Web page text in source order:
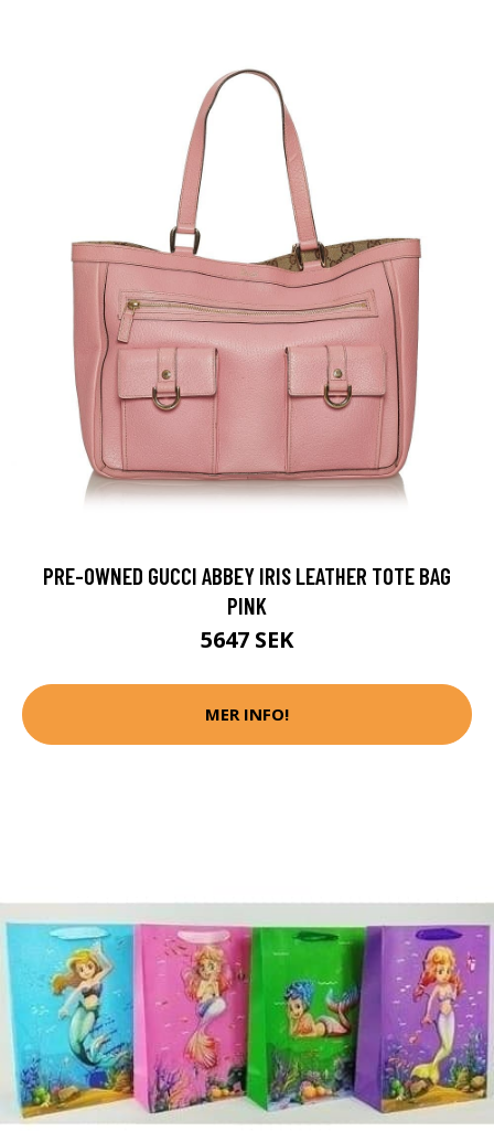
PRE-OWNED GUCCI ABBEY IRIS LEATHER TOTE BAG
PINK
5647 SEK
MER INFO!